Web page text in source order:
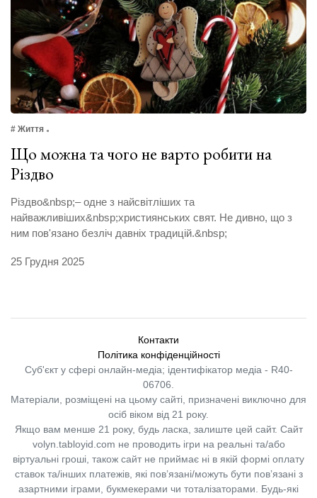
# Життя
Що можна та чого не варто робити на
Різдво
Різдво&nbsp;– одне з найсвітліших та
найважливіших&nbsp;християнських свят. Не дивно, що з
ним пов'язано безліч давніх традицій.&nbsp;
25 Грудня 2025
Контакти
Політика конфіденційності
Суб'єкт у сфері онлайн-медіа; ідентифікатор медіа - R40-
06706.
Матеріали, розміщені на цьому сайті, призначені виключно для
осіб віком від 21 року.
Якщо вам менше 21 року, будь ласка, залиште цей сайт. Сайт
volyn.tabloyid.com не проводить ігри на реальні та/або
віртуальні гроші, також сайт не приймає ні в якій формі оплату
ставок та/інших платежів, які пов’язані/можуть бути пов’язані з
азартними іграми, букмекерами чи тоталізаторами. Будь-які